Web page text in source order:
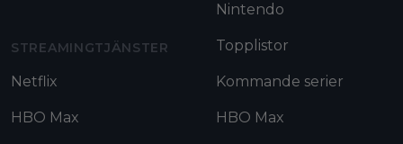
STREAMINGTJÄNSTER
Netflix
HBO Max
Nintendo
Topplistor
Kommande serier
HBO Max